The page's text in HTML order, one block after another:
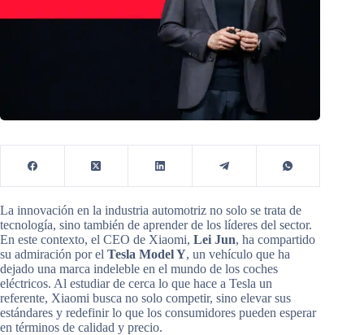
La innovación en la industria automotriz no solo se trata de
tecnología, sino también de aprender de los líderes del sector.
En este contexto, el CEO de Xiaomi, Lei Jun, ha compartido
su admiración por el Tesla Model Y, un vehículo que ha
dejado una marca indeleble en el mundo de los coches
eléctricos. Al estudiar de cerca lo que hace a Tesla un
referente, Xiaomi busca no solo competir, sino elevar sus
estándares y redefinir lo que los consumidores pueden esperar
en términos de calidad y precio.